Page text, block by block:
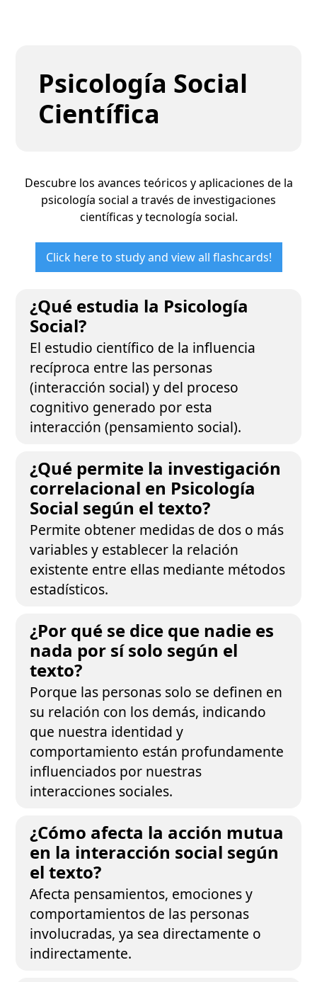
Psicología Social
Científica
Descubre los avances teóricos y aplicaciones de la
psicología social a través de investigaciones
científicas y tecnología social.
Click here to study and view all flashcards!
¿Qué estudia la Psicología
Social?
El estudio científico de la influencia
recíproca entre las personas
(interacción social) y del proceso
cognitivo generado por esta
interacción (pensamiento social).
¿Qué permite la investigación
correlacional en Psicología
Social según el texto?
Permite obtener medidas de dos o más
variables y establecer la relación
existente entre ellas mediante métodos
estadísticos.
¿Por qué se dice que nadie es
nada por sí solo según el
texto?
Porque las personas solo se definen en
su relación con los demás, indicando
que nuestra identidad y
comportamiento están profundamente
influenciados por nuestras
interacciones sociales.
¿Cómo afecta la acción mutua
en la interacción social según
el texto?
Afecta pensamientos, emociones y
comportamientos de las personas
involucradas, ya sea directamente o
indirectamente.